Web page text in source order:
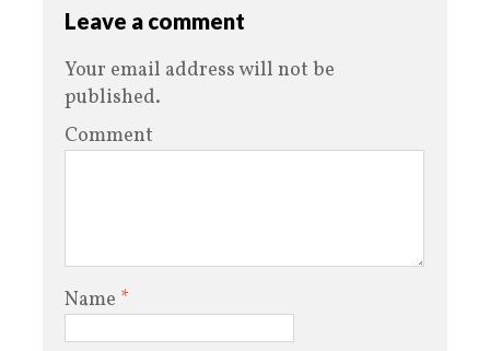
Leave a comment
Your email address will not be
published.
Comment
Name *